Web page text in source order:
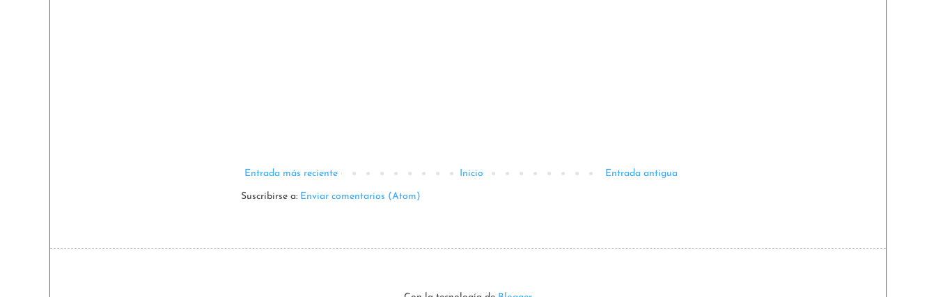
Entrada más reciente Entrada antigua
Inicio
Suscribirse a: Enviar comentarios (Atom)